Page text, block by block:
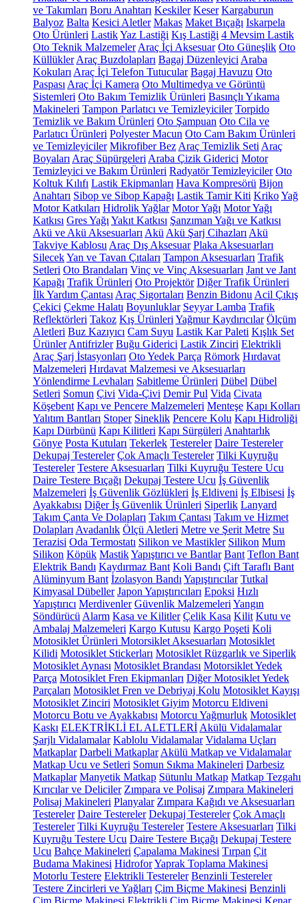
ve Takımları Boru Anahtarı Keskiler Keser Kargaburun
Balyoz Balta Kesici Aletler Makas Maket Bıçağı Iskarpela
Oto Ürünleri LastikYaz Lastiği Kış Lastiği 4 Mevsim Lastik
Oto Teknik Malzemeler Araç İçi Aksesuar Oto Güneşlik Oto
Küllükler Araç Buzdolapları Bagaj Düzenleyici Araba
Kokuları Araç İçi Telefon Tutucular Bagaj Havuzu Oto
Paspası Araç İçi Kamera Oto Multimedya ve Görüntü
Sistemleri Oto Bakım Temizlik Ürünleri Basınçlı Yıkama
Makineleri Tampon Parlatıcı ve Temizleyiciler Torpido
Temizlik ve Bakım Ürünleri Oto Şampuan Oto Cila ve
Parlatıcı Ürünleri Polyester Macun Oto Cam Bakım Ürünleri
ve Temizleyiciler Mikrofiber Bez Araç Temizlik Seti Araç
Boyaları Araç Süpürgeleri Araba Çizik Giderici Motor
Temizleyici ve Bakım Ürünleri Radyatör Temizleyiciler Oto
Koltuk Kılıfı Lastik Ekipmanları Hava Kompresörü Bijon
Anahtarı Sibop ve Sibop Kapağı Lastik Tamir Kiti KrikoYağ
Motor Katkıları Hidrolik Yağlar Motor Yağı Motor Yağı
Katkısı Gres Yağı Yakıt Katkısı Şanzıman Yağı ve Katkısı
Akü ve Akü Aksesuarları Akü Akü Şarj Cihazları Akü
Takviye Kablosu Araç Dış Aksesuar Plaka Aksesuarları
SilecekYan ve Tavan Çıtaları Tampon Aksesuarları Trafik
Setleri Oto Brandaları Vinç ve Vinç Aksesuarları Jant ve Jant
Kapağı Trafik Ürünleri Oto Projektör Diğer Trafik Ürünleri
İlk Yardım Çantası Araç Sigortaları Benzin Bidonu Acil Çıkış
Çekici Çekme Halatı Boyunluklar Seyyar Lamba Trafik
Reflektörleri Takoz Kış Ürünleri Yağmur Kaydırıcılar Ölçüm
Aletleri Buz Kazıyıcı Cam Suyu Lastik Kar Paleti Kışlık Set
Ürünler Antifrizler Buğu Giderici Lastik Zinciri Elektrikli
Araç Şarj İstasyonları Oto Yedek Parça Römork Hırdavat
Malzemeleri Hırdavat Malzemesi ve Aksesuarları
Yönlendirme Levhaları Sabitleme Ürünleri Dübel Dübel
Setleri Somun Çivi Vida-Çivi Demir Pul Vida Civata
Köşebent Kapı ve Pencere Malzemeleri Menteşe Kapı Kolları
Yalıtım Bantları Stoper Sineklik Pencere Kolu Kapı Hidroliği
Kapı Dürbünü Kapı Kilitleri Kapı Sürgüleri Anahtarlık
Gönye Posta Kutuları Tekerlek Testereler Daire Testereler
Dekupaj Testereler Çok Amaçlı Testereler Tilki Kuyruğu
Testereler Testere Aksesuarları Tilki Kuyruğu Testere Ucu
Daire Testere Bıçağı Dekupaj Testere Ucu İş Güvenlik
Malzemeleri İş Güvenlik Gözlükleri İş Eldiveni İş Elbisesi İş
Ayakkabısı Diğer İş Güvenlik Ürünleri Siperlik Lanyard
Takım Çanta Ve Dolapları Takım Çantası Takım ve Hizmet
Dolapları Avadanlık Ölçü Aletleri Metre ve Şerit Metre Su
Terazisi Oda Termostatı Silikon ve Mastikler Silikon Mum
Silikon Köpük MastikYapıştırıcı ve Bantlar Bant Teflon Bant
Elektrik Bandı Kaydırmaz Bant Koli Bandı Çift Taraflı Bant
Alüminyum Bant İzolasyon Bandı Yapıştırıcılar Tutkal
Kimyasal Dübeller Japon Yapıştırıcıları Epoksi Hızlı
Yapıştırıcı Merdivenler Güvenlik Malzemeleri Yangın
Söndürücü Alarm Kasa ve Kilitler Çelik Kasa Kilit Kutu ve
Ambalaj Malzemeleri Kargo Kutusu Kargo Poşeti Koli
Motosiklet Ürünleri Motorsiklet Aksesuarları Motosiklet
Kilidi Motosiklet Stickerları Motosiklet Rüzgarlık ve Siperlik
Motosiklet Aynası Motosiklet Brandası Motorsiklet Yedek
Parça Motosiklet Fren Ekipmanları Diğer Motosiklet Yedek
Parçaları Motosiklet Fren ve Debriyaj Kolu Motosiklet Kayışı
Motosiklet Zinciri Motosiklet Giyim Motorcu Eldiveni
Motorcu Botu ve Ayakkabısı Motorcu Yağmurluk Motosiklet
Kaskı ELEKTRİKLİ EL ALETLERİ Akülü Vidalamalar
Şarjlı Vidalamalar Kablolu Vidalamalar Vidalama Uçları
Matkaplar Darbeli Matkaplar Akülü Matkap ve Vidalamalar
Matkap Ucu ve Setleri Somun Sıkma Makineleri Darbesiz
Matkaplar Manyetik Matkap Sütunlu Matkap Matkap Tezgahı
Kırıcılar ve Deliciler Zımpara ve Polisaj Zımpara Makineleri
Polisaj Makineleri Planyalar Zımpara Kağıdı ve Aksesuarları
Testereler Daire Testereler Dekupaj Testereler Çok Amaçlı
Testereler Tilki Kuyruğu Testereler Testere Aksesuarları Tilki
Kuyruğu Testere Ucu Daire Testere Bıçağı Dekupaj Testere
Ucu Bahçe Makineleri Çapalama Makinesi Tırpan Çit
Budama Makinesi HidroforYaprak Toplama Makinesi
Motorlu Testere Elektrikli Testereler Benzinli Testereler
Testere Zincirleri ve Yağları Çim Biçme Makinesi Benzinli
Çim Biçme Makinesi Elektrikli Çim Biçme Makinesi Kenar